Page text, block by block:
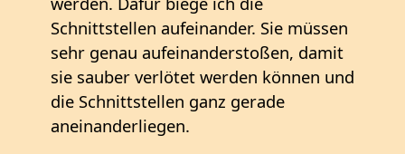
Schnittstellen aufeinander. Sie müssen
sehr genau aufeinanderstoßen, damit
sie sauber verlötet werden können und
die Schnittstellen ganz gerade
aneinanderliegen.